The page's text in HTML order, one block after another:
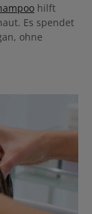
hilft
Es spendet
ohne